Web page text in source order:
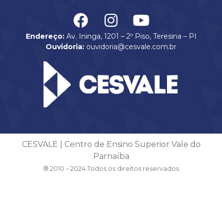
Endereço:Av. Ininga, 1201 – 2º Piso, Teresina – PI
Ouvidoria: ouvidoria@cesvale.com.br
CESVALE | Centro de Ensino Superior Vale do
Parnaíba
® 2010 – 2024 Todos os direitos reservados